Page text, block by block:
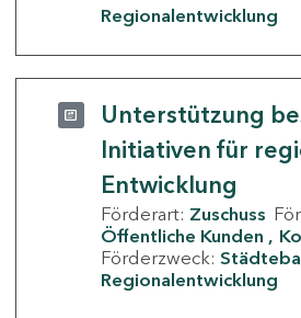
Regionalentwicklung
Unterstützung
Initiativen für
Entwicklung
Förderart: Zuschuss
Öffentliche Kunden
Förderzweck:
Regionalentwicklung